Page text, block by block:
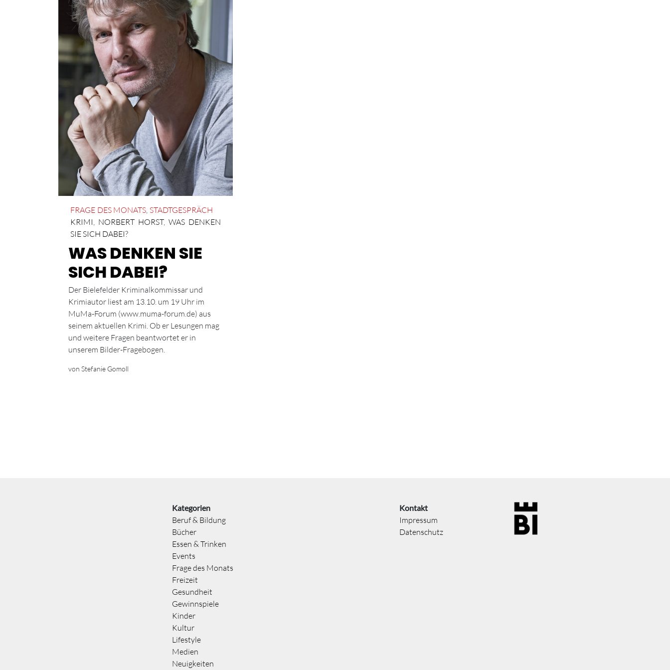
FRAGE DES MONATS STADTGESPRÄCH
KRIMI
NORBERT HORST, WAS DENKEN
SIE SICH DABEI?
WAS DENKEN SIE
SICH DABEI?
Der Bielefelder Kriminalkommissar und
Krimiautor liest am 13.10. um 19 Uhr im
MuMa-Forum (www.muma-forum.de) aus
seinem aktuellen Krimi. Ob er Lesungen mag
und weitere Fragen beantwortet er in
unserem Bilder-Fragebogen.
von Stefanie Gomoll
Kategorien
Beruf & Bildung
Bücher
Essen & Trinken
Events
Frage des Monats
Freizeit
Gesundheit
Gewinnspiele
Kinder
Kultur
Lifestyle
Medien
Neuigkeiten
Kontakt
Impressum
Datenschutz